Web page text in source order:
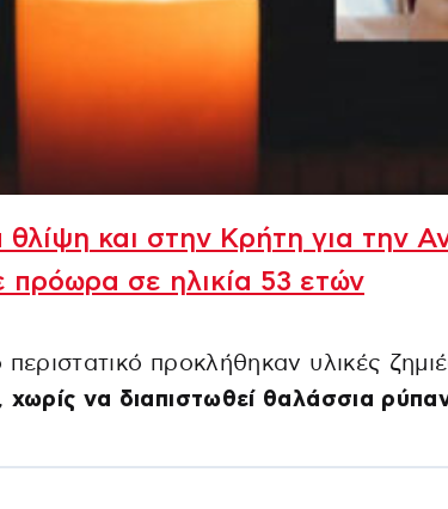
θλίψη και στην Κρήτη για την
πρόωρα σε ηλικία 53 ετών
προκλήθηκαν υλικές
χωρίς να διαπιστωθεί θαλάσσια